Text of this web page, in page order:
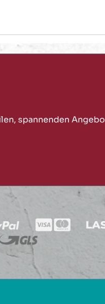
spannenden